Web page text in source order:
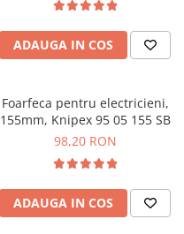
ADAUGA IN COS
Foarfeca pentru electricieni,
155mm, Knipex 95 05 155 SB
98,20 RON
ADAUGA IN COS